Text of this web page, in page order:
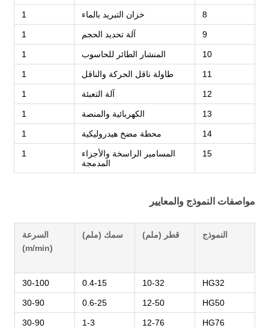
8 خزان التبريد بالماء 1
9 آلة تحديد الحجم 1
10 المنشار الطائر للحاسوب 1
11 طاولة ناقل الحركة والناقل 1
12 آلة التعبئة 1
13 الكهربائية والمنصة 1
14 محطة مضخ هيدروليكية 1
15
المسامير الراسخة والأجزاء
المدمجة
1
مواصفات النموذج والمعايير
النموذج قطر (ملم) سمك (ملم)
السرعة
(m/min)
HG32
10-32
0.4-15
30-100
HG50
12-50
0.6-25
30-90
HG76
12-76
1-3
30-90